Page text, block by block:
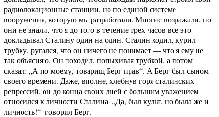
радиолокационные станции, но по единой системе
вооружения, которую мы разработали. Многие возражали, но
они не знали, что я до того в течение трех часов все это
докладывал Сталину один на один. Сталин ходил, курил
трубку, ругался, что он ничего не понимает — что я ему не
так объясняю. Он походил, попыхивая трубкой, а потом
сказал: „А по-моему, товарищ Берг прав“. А Берг был сыном
своего времени. Даже, вполне, хлебнув горя сталинских
репрессий, он до конца своих дней с большим уважением
относился к личности Сталина. „Да, был культ, но была же и
личность!“- говорил Берг.